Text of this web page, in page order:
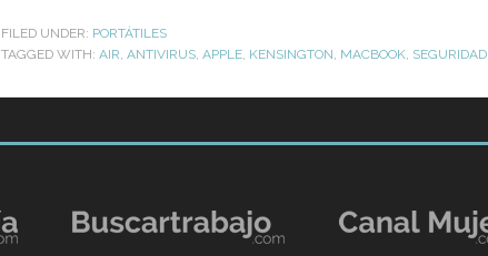
FILED UNDER: PORTÁTILES
TAGGED WITH: AIR, ANTIVIRUS, APPLE, KENSINGTON, MACBOOK, SEGURIDAD